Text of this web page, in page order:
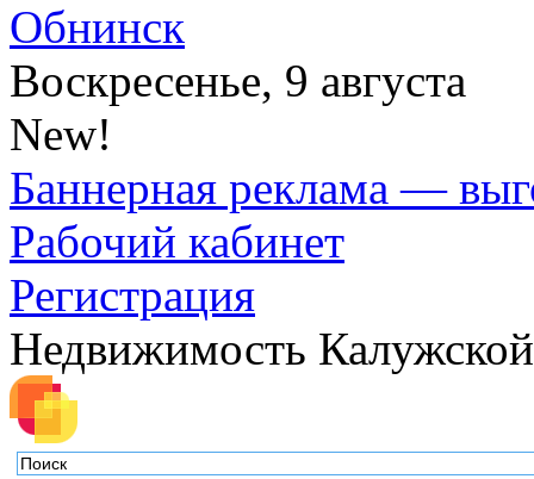
Обнинск
Воскресенье, 9 августа
New!
Баннерная реклама —
Рабочий кабинет
Регистрация
Недвижимость